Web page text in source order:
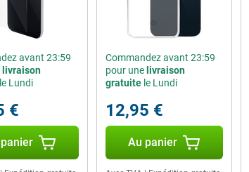
avant 23:59
livraison
le Lundi
€
Commandez avant 23:59
pour une livraison
gratuitele Lundi
12,95 €
Au panier